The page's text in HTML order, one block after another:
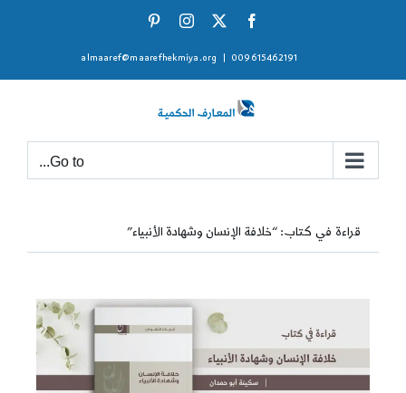
Facebook
X
Instagram
009615462191
almaaref@maarefhekmiya.org
Go to...
قراءة في كتاب: “خلافة الإنسان وشهادة الأنبياء”